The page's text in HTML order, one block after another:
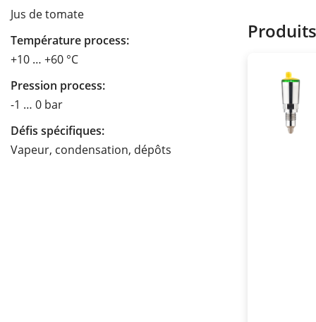
Jus de tomate
Température process:
+10 … +60 °C
Pression process:
-1 … 0 bar
Défis spécifiques:
Vapeur, condensation, dépôts